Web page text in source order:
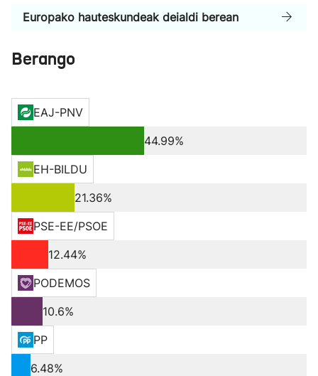
Europako hauteskundeak deialdi berean
Berango
EAJ-PNV
44.99%
EH-BILDU
21.36%
PSE-EE/PSOE
12.44%
PODEMOS
10.6%
PP
6.48%